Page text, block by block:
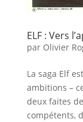
ELF : Vers
par Olivier
La saga Elf
ambitions –
deux faites
compétents,